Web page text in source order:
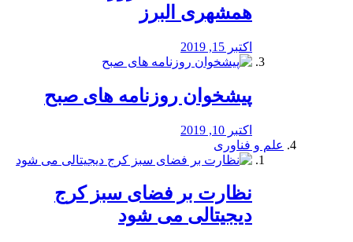
همشهری البرز
اکتبر 15, 2019
پیشخوان روزنامه های صبح
اکتبر 10, 2019
علم و فناوری
نظارت بر فضای سبز کرج
دیجیتالی می شود